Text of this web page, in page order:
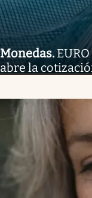
Monedas.
abre la